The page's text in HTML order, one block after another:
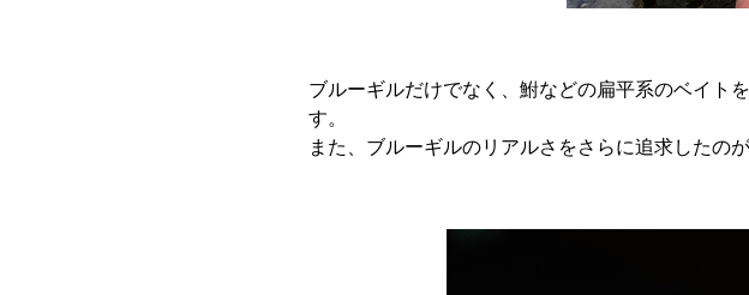
ブルーギルだけでなく、鮒などの扁平系のベイト
す。
また、ブルーギルのリアルさをさらに追求したのが